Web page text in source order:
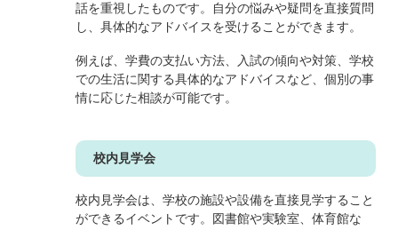
話を重視したものです。自分の悩みや疑問を直接質問
し、具体的なアドバイスを受けることができます。
例えば、学費の支払い方法、入試の傾向や対策、学校
での生活に関する具体的なアドバイスなど、個別の事
情に応じた相談が可能です。
校内見学会
校内見学会は、学校の施設や設備を直接見学すること
ができるイベントです。図書館や実験室、体育館な